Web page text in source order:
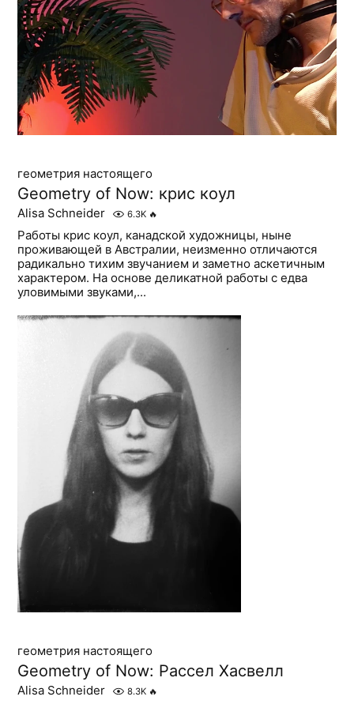
геометрия настоящего
Geometry of Now: крис коул
Alisa Schneider 6.3K 🔥
Работы крис коул, канадской художницы, ныне
проживающей в Австралии, неизменно отличаются
радикально тихим звучанием и заметно аскетичным
характером. На основе деликатной работы с едва
уловимыми звуками,...
геометрия настоящего
Geometry of Now: Рассел Хасвелл
Alisa Schneider 8.3K 🔥